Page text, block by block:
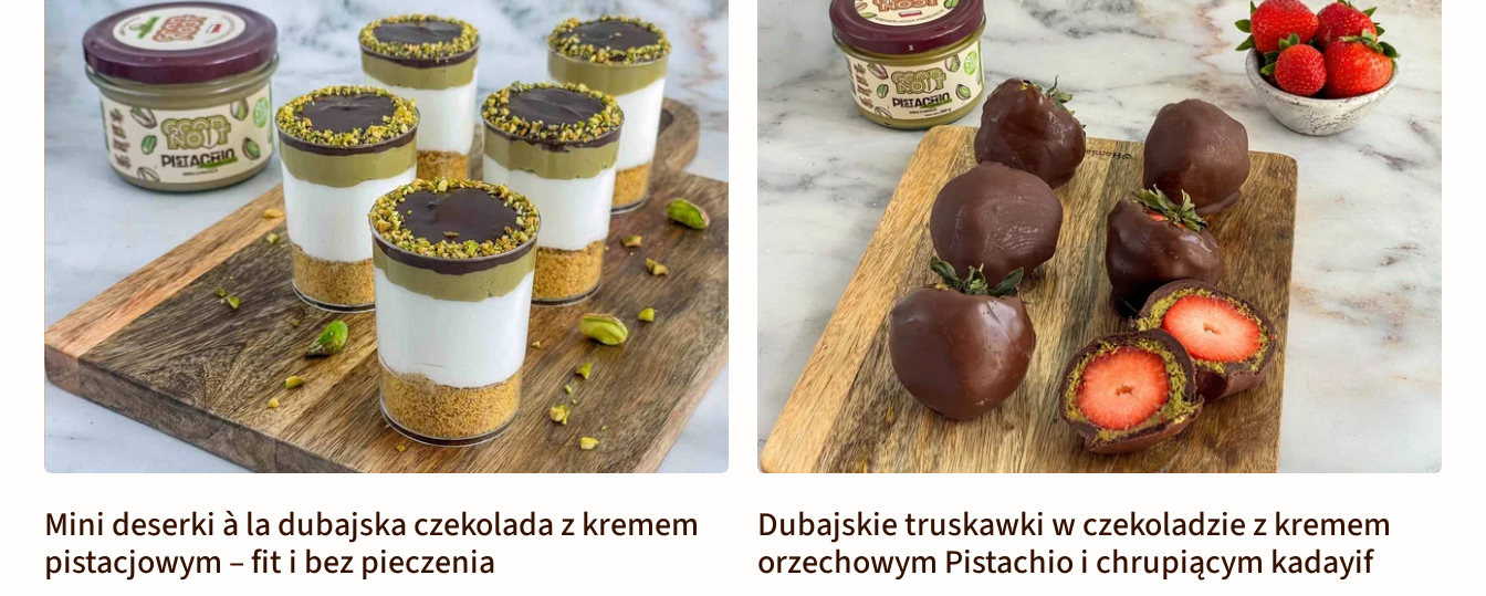
Mini deserki à la dubajska czekolada z kremem
pistacjowym – fit i bez pieczenia
Dubajskie truskawki w czekoladzie z kremem
orzechowym Pistachio i chrupiącym kadayif